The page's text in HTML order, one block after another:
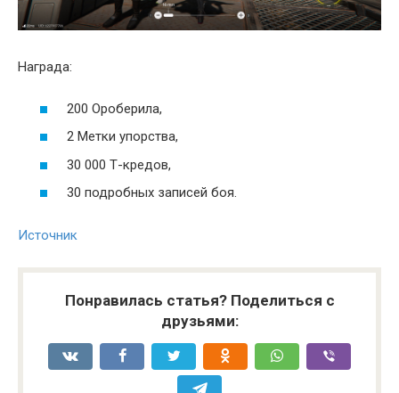
Награда:
200 Ороберила,
2 Метки упорства,
30 000 Т-кредов,
30 подробных записей боя.
Источник
Понравилась статья? Поделиться с
друзьями: